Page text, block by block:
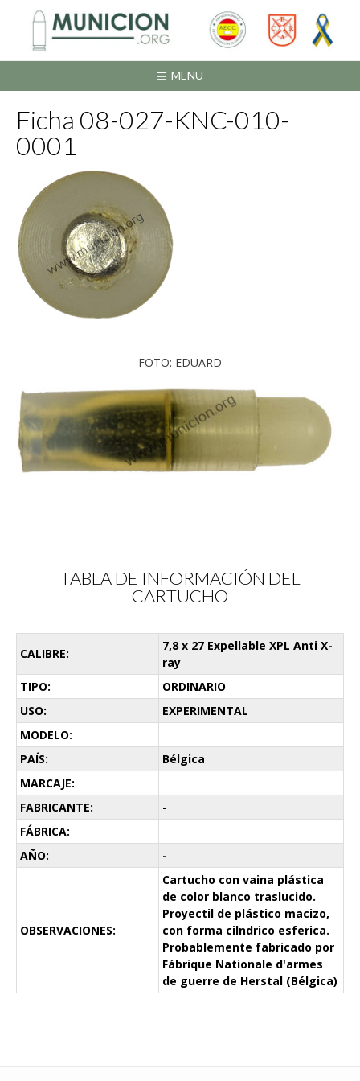
contenido
MENU
Ficha 08-027-KNC-010-
0001
FOTO: EDUARD
TABLA DE INFORMACIÓN DEL
CARTUCHO
CALIBRE:
7,8 x 27 Expellable XPL Anti X-
ray
TIPO:
ORDINARIO
USO:
EXPERIMENTAL
MODELO:
PAÍS:
Bélgica
MARCAJE:
FABRICANTE:
-
FÁBRICA:
AÑO:
-
OBSERVACIONES:
Cartucho con vaina plástica
de color blanco traslucido.
Proyectil de plástico macizo,
con forma cilndrico esferica.
Probablemente fabricado por
Fábrique Nationale d'armes
de guerre de Herstal (Bélgica)